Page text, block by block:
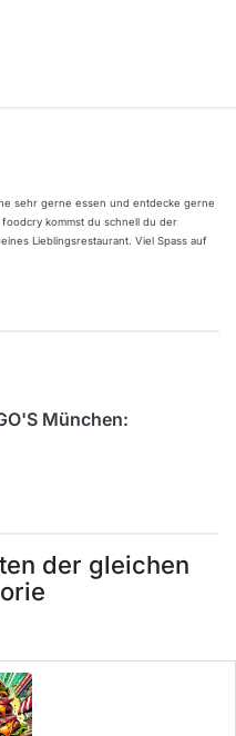
sehr gerne essen und entdecke gerne
kommst du schnell du der
Lieblingsrestaurant. Viel Spass auf
München:
der gleichen